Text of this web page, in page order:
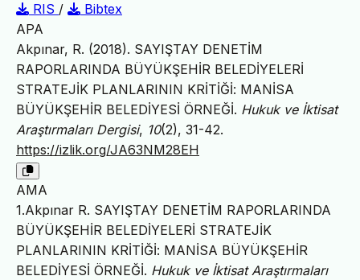
RIS /
Bibtex
APA
Akpınar, R. (2018). SAYIŞTAY DENETİM
RAPORLARINDA BÜYÜKŞEHİR BELEDİYELERİ
STRATEJİK PLANLARININ KRİTİĞİ: MANİSA
BÜYÜKŞEHİR BELEDİYESİ ÖRNEĞİ. Hukuk ve İktisat
Araştırmaları Dergisi, 10(2), 31-42.
https://izlik.org/JA63NM28EH
AMA
1.Akpınar R. SAYIŞTAY DENETİM RAPORLARINDA
BÜYÜKŞEHİR BELEDİYELERİ STRATEJİK
PLANLARININ KRİTİĞİ: MANİSA BÜYÜKŞEHİR
BELEDİYESİ ÖRNEĞİ. Hukuk ve İktisat Araştırmaları